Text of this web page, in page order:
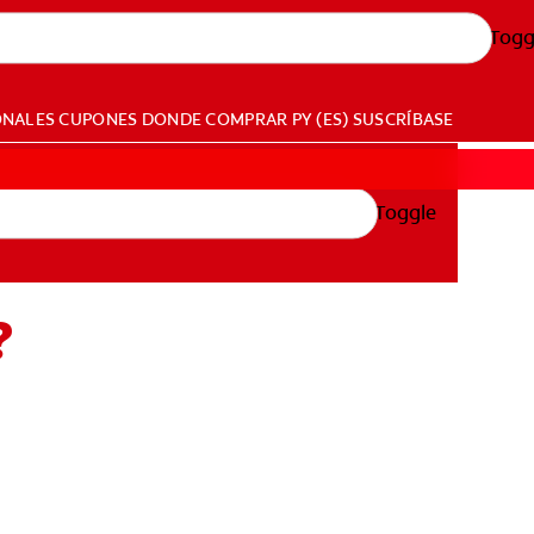
CUPONES DONDE COMPRAR PY (ES) SUSCRÍBASE
Toggle